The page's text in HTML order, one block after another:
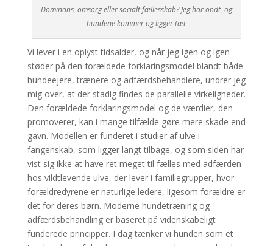
Dominans, omsorg eller socialt fællesskab? Jeg har ondt, og
hundene kommer og ligger tæt
Vi lever i en oplyst tidsalder, og når jeg igen og igen
støder på den forældede forklaringsmodel blandt både
hundeejere, trænere og adfærdsbehandlere, undrer jeg
mig over, at der stadig findes de parallelle virkeligheder.
Den forældede forklaringsmodel og de værdier, den
promoverer, kan i mange tilfælde gøre mere skade end
gavn. Modellen er funderet i studier af ulve i
fangenskab, som ligger langt tilbage, og som siden har
vist sig ikke at have ret meget til fælles med adfærden
hos vildtlevende ulve, der lever i familiegrupper, hvor
forældredyrene er naturlige ledere, ligesom forældre er
det for deres børn. Moderne hundetræning og
adfærdsbehandling er baseret på videnskabeligt
funderede principper. I dag tænker vi hunden som et